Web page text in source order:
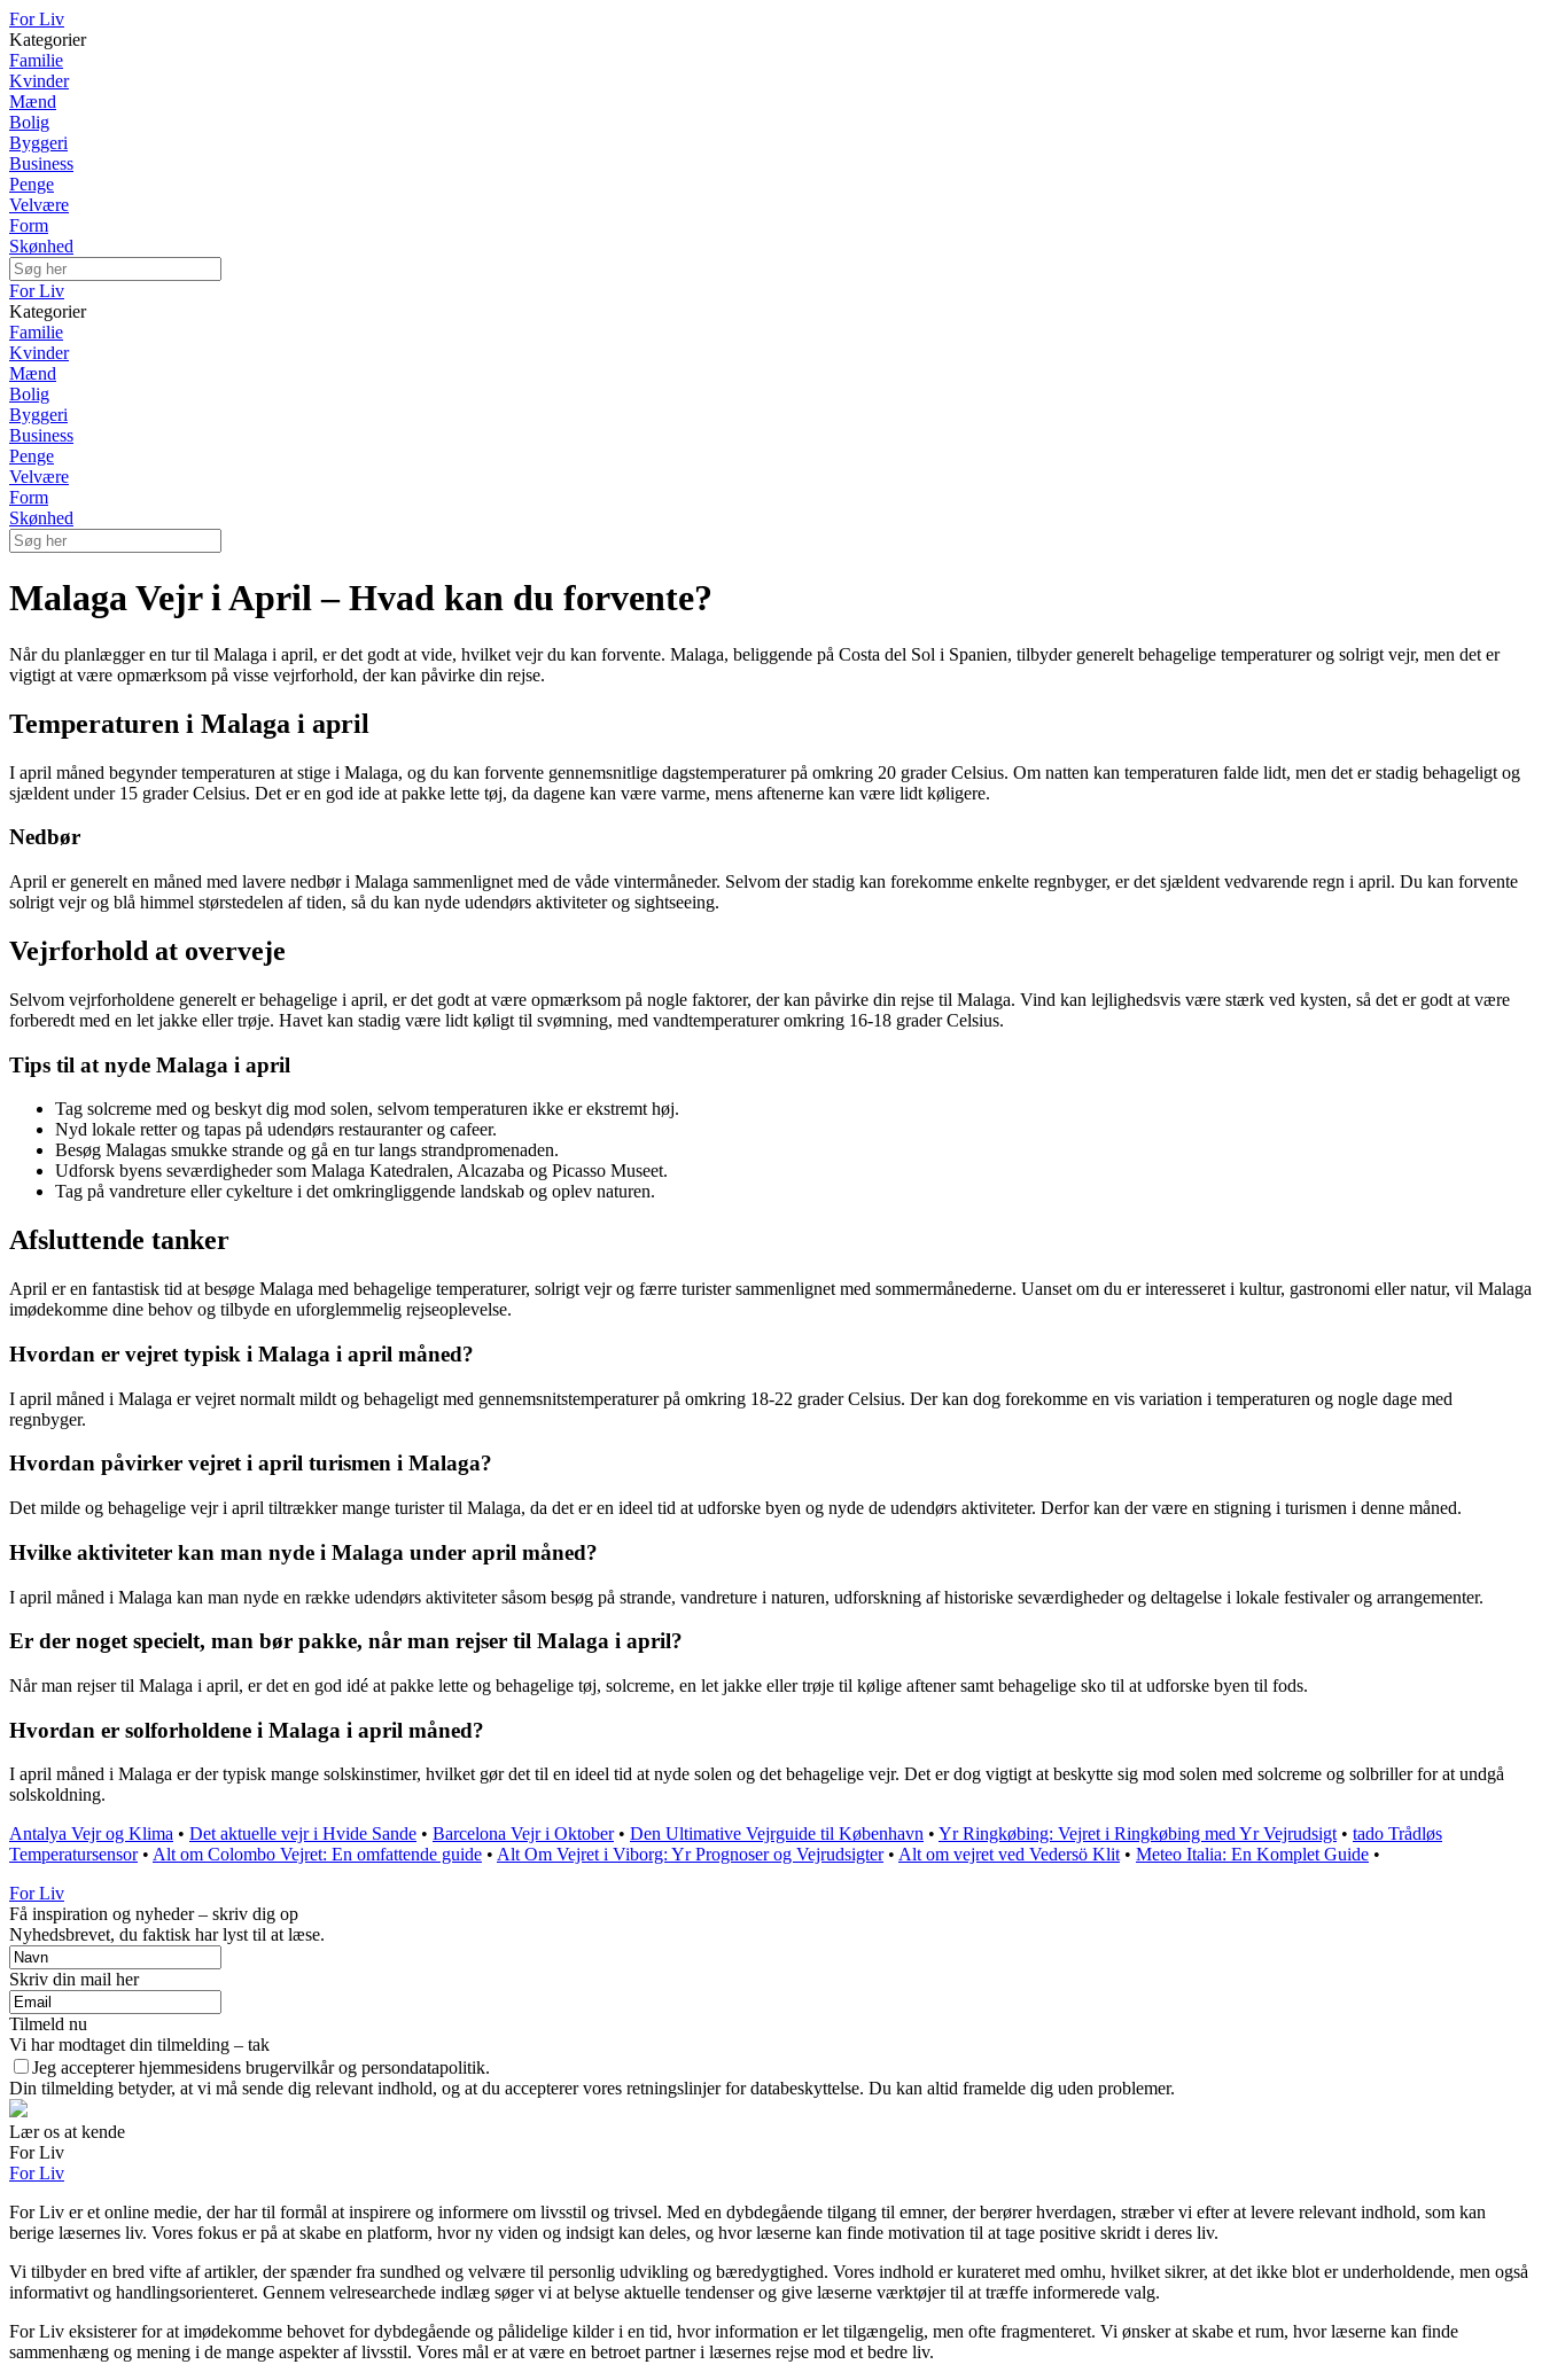
For Liv
Kategorier
Familie
Kvinder
Mænd
Bolig
Byggeri
Business
Penge
Velvære
Form
Skønhed
For Liv
Kategorier
Familie
Kvinder
Mænd
Bolig
Byggeri
Business
Penge
Velvære
Form
Skønhed
Malaga Vejr i April – Hvad kan du forvente?
Når du planlægger en tur til Malaga i april, er det godt at vide, hvilket vejr du kan forvente. Malaga, beliggende på Costa del Sol i Spanien, tilbyder generelt behagelige temperaturer og solrigt vejr, men det er
vigtigt at være opmærksom på visse vejrforhold, der kan påvirke din rejse.
Temperaturen i Malaga i april
I april måned begynder temperaturen at stige i Malaga, og du kan forvente gennemsnitlige dagstemperaturer på omkring 20 grader Celsius. Om natten kan temperaturen falde lidt, men det er stadig behageligt og
sjældent under 15 grader Celsius. Det er en god ide at pakke lette tøj, da dagene kan være varme, mens aftenerne kan være lidt køligere.
Nedbør
April er generelt en måned med lavere nedbør i Malaga sammenlignet med de våde vintermåneder. Selvom der stadig kan forekomme enkelte regnbyger, er det sjældent vedvarende regn i april. Du kan forvente
solrigt vejr og blå himmel størstedelen af tiden, så du kan nyde udendørs aktiviteter og sightseeing.
Vejrforhold at overveje
Selvom vejrforholdene generelt er behagelige i april, er det godt at være opmærksom på nogle faktorer, der kan påvirke din rejse til Malaga. Vind kan lejlighedsvis være stærk ved kysten, så det er godt at være
forberedt med en let jakke eller trøje. Havet kan stadig være lidt køligt til svømning, med vandtemperaturer omkring 16-18 grader Celsius.
Tips til at nyde Malaga i april
Tag solcreme med og beskyt dig mod solen, selvom temperaturen ikke er ekstremt høj.
Nyd lokale retter og tapas på udendørs restauranter og cafeer.
Besøg Malagas smukke strande og gå en tur langs strandpromenaden.
Udforsk byens seværdigheder som Malaga Katedralen, Alcazaba og Picasso Museet.
Tag på vandreture eller cykelture i det omkringliggende landskab og oplev naturen.
Afsluttende tanker
April er en fantastisk tid at besøge Malaga med behagelige temperaturer, solrigt vejr og færre turister sammenlignet med sommermånederne. Uanset om du er interesseret i kultur, gastronomi eller natur, vil Malaga
imødekomme dine behov og tilbyde en uforglemmelig rejseoplevelse.
Hvordan er vejret typisk i Malaga i april måned?
I april måned i Malaga er vejret normalt mildt og behageligt med gennemsnitstemperaturer på omkring 18-22 grader Celsius. Der kan dog forekomme en vis variation i temperaturen og nogle dage med
regnbyger.
Hvordan påvirker vejret i april turismen i Malaga?
Det milde og behagelige vejr i april tiltrækker mange turister til Malaga, da det er en ideel tid at udforske byen og nyde de udendørs aktiviteter. Derfor kan der være en stigning i turismen i denne måned.
Hvilke aktiviteter kan man nyde i Malaga under april måned?
I april måned i Malaga kan man nyde en række udendørs aktiviteter såsom besøg på strande, vandreture i naturen, udforskning af historiske seværdigheder og deltagelse i lokale festivaler og arrangementer.
Er der noget specielt, man bør pakke, når man rejser til Malaga i april?
Når man rejser til Malaga i april, er det en god idé at pakke lette og behagelige tøj, solcreme, en let jakke eller trøje til kølige aftener samt behagelige sko til at udforske byen til fods.
Hvordan er solforholdene i Malaga i april måned?
I april måned i Malaga er der typisk mange solskinstimer, hvilket gør det til en ideel tid at nyde solen og det behagelige vejr. Det er dog vigtigt at beskytte sig mod solen med solcreme og solbriller for at undgå
solskoldning.
Antalya Vejr og Klima • Det aktuelle vejr i Hvide Sande • Barcelona Vejr i Oktober• Den Ultimative Vejrguide til København • Yr Ringkøbing: Vejret i Ringkøbing med Yr Vejrudsigt • tado Trådløs
Temperatursensor• Alt om Colombo Vejret: En omfattende guide • Alt Om Vejret i Viborg: Yr Prognoser og Vejrudsigter• Alt om vejret ved Vedersö Klit • Meteo Italia: En Komplet Guide •
For Liv
Få inspiration og nyheder – skriv dig op
Nyhedsbrevet, du faktisk har lyst til at læse.
Skriv din mail her
Tilmeld nu
Vi har modtaget din tilmelding – tak
Jeg accepterer hjemmesidens brugervilkår og persondatapolitik.
Din tilmelding betyder, at vi må sende dig relevant indhold, og at du accepterer vores retningslinjer for databeskyttelse. Du kan altid framelde dig uden problemer.
Lær os at kende
For Liv
For Liv
For Liv er et online medie, der har til formål at inspirere og informere om livsstil og trivsel. Med en dybdegående tilgang til emner, der berører hverdagen, stræber vi efter at levere relevant indhold, som kan
berige læsernes liv. Vores fokus er på at skabe en platform, hvor ny viden og indsigt kan deles, og hvor læserne kan finde motivation til at tage positive skridt i deres liv.
Vi tilbyder en bred vifte af artikler, der spænder fra sundhed og velvære til personlig udvikling og bæredygtighed. Vores indhold er kurateret med omhu, hvilket sikrer, at det ikke blot er underholdende, men også
informativt og handlingsorienteret. Gennem velresearchede indlæg søger vi at belyse aktuelle tendenser og give læserne værktøjer til at træffe informerede valg.
For Liv eksisterer for at imødekomme behovet for dybdegående og pålidelige kilder i en tid, hvor information er let tilgængelig, men ofte fragmenteret. Vi ønsker at skabe et rum, hvor læserne kan finde
sammenhæng og mening i de mange aspekter af livsstil. Vores mål er at være en betroet partner i læsernes rejse mod et bedre liv.